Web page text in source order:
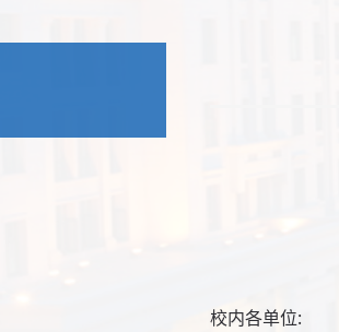
校内各单位: